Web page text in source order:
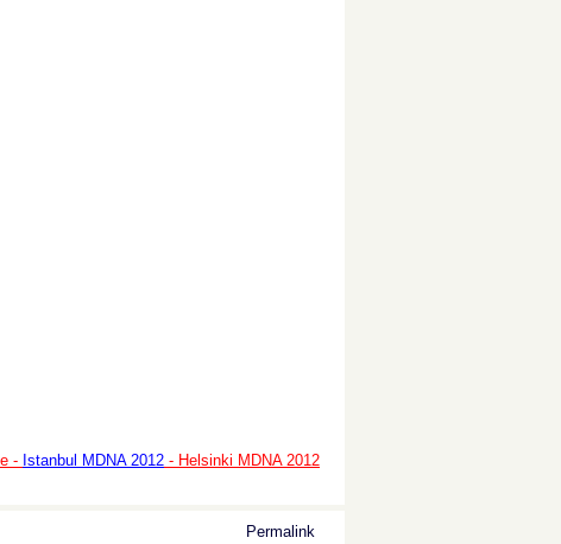
- Istanbul MDNA 2012 - Helsinki MDNA 2012
Permalink